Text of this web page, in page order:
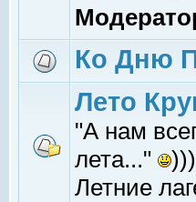
Ко Дню
Лето
"А нам
лета..."
)))
Летние